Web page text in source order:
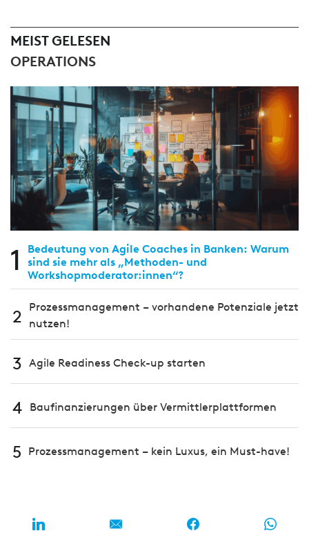
MEIST GELESEN
OPERATIONS
1
Bedeutung von Agile Coaches in Banken: Warum
sind sie mehr als „Methoden- und
Workshopmoderator:innen“?
2
Prozessmanagement – vorhandene Potenziale jetzt
nutzen!
3 Agile Readiness Check-up starten
4 Baufinanzierungen über Vermittlerplattformen
5 Prozessmanagement – kein Luxus, ein Must-have!
UNSER PODCAST